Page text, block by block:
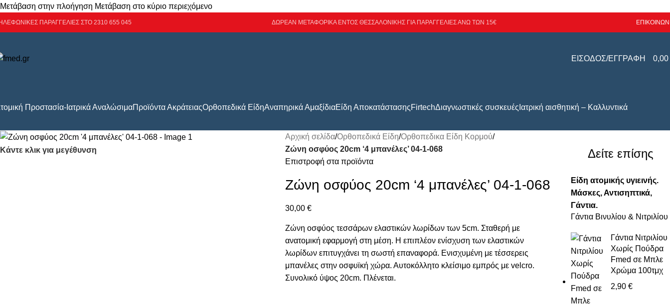
Μετάβαση στην πλοήγηση Μετάβαση στο κύριο περιεχόμενο
ΠΑΡΑΓΓΕΛΙΕΣ ΣΤΟ 2310 655 045 ΔΩΡΕΑΝ ΜΕΤΑΦΟΡΙΚΑ ΕΝΤΟΣ ΘΕΣΣΑΛΟΝΙΚΗΣ ΓΙΑ ΠΑΡΑΓΓΕΛΙΕΣ ΑΝΩ ΤΩΝ 15€
ΕΙΣΟΔΟΣ/ΕΓΓΡΑΦΗ 0,00
Προστασία-Ιατρικά ΑναλώσιμαΠροϊόντα ΑκράτειαςΟρθοπεδικά ΕίδηΑναπηρικά ΑμαξίδιαΕίδη ΑποκατάστασηςFirtechΔιαγνωστικές συσκευές Ιατρική αισθητική – Καλλυντικά
Κάντε κλικ για μεγέθυνση
Αρχική σελίδα/Ορθοπεδικά Είδη/Ορθοπεδικα Είδη Κορμού/
Ζώνη οσφύος 20cm ‘4 μπανέλες’ 04-1-068
Επιστροφή στα προϊόντα
Ζώνη οσφύος 20cm ‘4 μπανέλες’ 04-1-068
30,00€
Ζώνη οσφύος τεσσάρων ελαστικών λωρίδων των 5cm. Σταθερή με
ανατομική εφαρμογή στη μέση. Η επιπλέον ενίσχυση των ελαστικών
λωρίδων επιτυγχάνει τη σωστή επαναφορά. Ενισχυμένη με τέσσερεις
μπανέλες στην οσφυϊκή χώρα. Αυτοκόλλητο κλείσιμο εμπρός με velcro.
Συνολικό ύψος 20cm. Πλένεται.
Δείτε επίσης
Είδη ατομικής υγιεινής.
Μάσκες, Αντισηπτικά,
Γάντια.
Γάντια Βινυλίου & Νιτριλίου
Γάντια Νιτριλίου
Χωρίς Πούδρα
Fmed σε Μπλε
Χρώμα 100τμχ
2,90 €